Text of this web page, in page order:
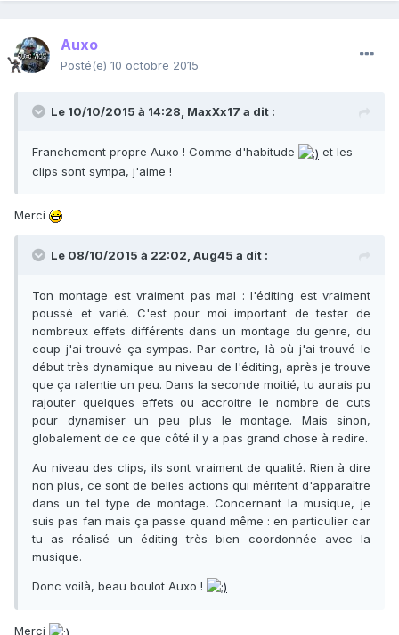
Auxo
Posté(e) 10 octobre 2015
Le 10/10/2015 à 14:28, MaxXx17 a dit :
Franchement propre Auxo ! Comme d'habitude
et les
clips sont sympa, j'aime !
Merci
Le 08/10/2015 à 22:02, Aug45 a dit :
Ton montage est vraiment pas mal : l'éditing est vraiment
poussé et varié. C'est pour moi important de tester de
nombreux effets différents dans un montage du genre, du
coup j'ai trouvé ça sympas. Par contre, là où j'ai trouvé le
début très dynamique au niveau de l'éditing, après je trouve
que ça ralentie un peu. Dans la seconde moitié, tu aurais pu
rajouter quelques effets ou accroitre le nombre de cuts
pour dynamiser un peu plus le montage. Mais sinon,
globalement de ce que côté il y a pas grand chose à redire.
Au niveau des clips, ils sont vraiment de qualité. Rien à dire
non plus, ce sont de belles actions qui méritent d'apparaître
dans un tel type de montage. Concernant la musique, je
suis pas fan mais ça passe quand même : en particulier car
tu as réalisé un éditing très bien coordonnée avec la
musique.
Donc voilà, beau boulot Auxo !
Merci